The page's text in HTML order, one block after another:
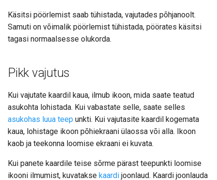
Käsitsi pöörlemist saab tühistada, vajutades põhjanoolt.
Samuti on võimalik pöörlemist tühistada, pöörates käsitsi
tagasi normaalsesse olukorda.
Pikk vajutus
Kui vajutate kaardil kaua, ilmub ikoon, mida saate teatud
asukohta lohistada. Kui vabastate selle, saate selles
asukohas luua teep unkti. Kui vajutasite kaardil kogemata
kaua, lohistage ikoon põhiekraani ülaossa või alla. Ikoon
kaob ja teekonna loomise ekraani ei kuvata.
Kui panete kaardile teise sõrme pärast teepunkti loomise
ikooni ilmumist, kuvatakse kaardi joonlaud. Kaardi joonlauda